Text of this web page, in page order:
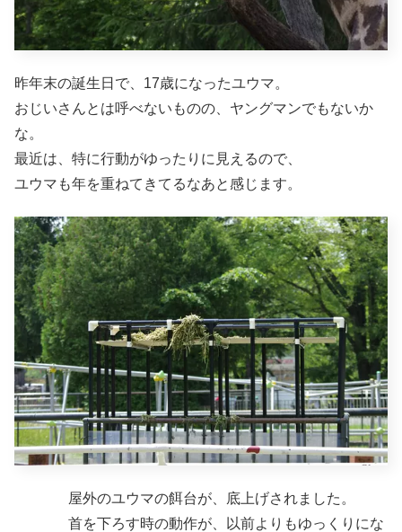
昨年末の誕生日で、17歳になったユウマ。
おじいさんとは呼べないものの、ヤングマンでもないか
な。
最近は、特に行動がゆったりに見えるので、
ユウマも年を重ねてきてるなあと感じます。
屋外のユウマの餌台が、底上げされました。
首を下ろす時の動作が、以前よりもゆっくりにな